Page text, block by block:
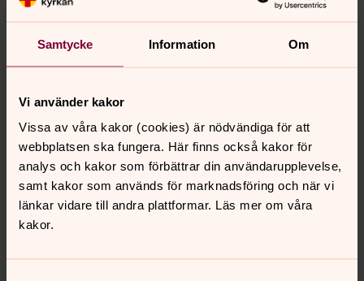
Samtycke Information Om
Vi använder kakor
Vissa av våra kakor (cookies) är nödvändiga för att
webbplatsen ska fungera. Här finns också kakor för
analys och kakor som förbättrar din användarupplevelse,
samt kakor som används för marknadsföring och när vi
länkar vidare till andra plattformar. Läs mer om våra
kakor.
Foto: Gustaf Hellsing /Ikon
Medappen Kyrkguiden
kyrkan med hjälp av mobiltelefonen. Du kan också
planera in gudstjänster och annat som du inte vill
missa. Appen är gratis.
Ladda hem Kyrkguiden till iPhone eller iPad
Ladda hem Kyrkguiden till Android